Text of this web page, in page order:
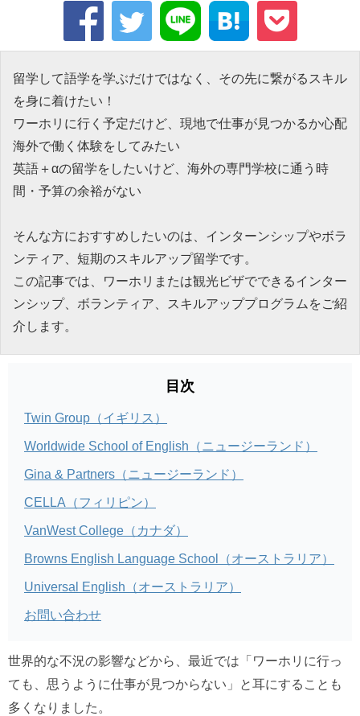
留学して語学を学ぶだけではなく、その先に繋がるスキル
を身に着けたい！
ワーホリに行く予定だけど、現地で仕事が見つかるか心配
海外で働く体験をしてみたい
英語＋αの留学をしたいけど、海外の専門学校に通う時
間・予算の余裕がない
そんな方におすすめしたいのは、インターンシップやボラ
ンティア、短期のスキルアップ留学です。
この記事では、ワーホリまたは観光ビザでできるインター
ンシップ、ボランティア、スキルアッププログラムをご紹
介します。
目次
Twin Group（イギリス）
Worldwide School of English（ニュージーランド）
Gina & Partners（ニュージーランド）
CELLA（フィリピン）
VanWest College（カナダ）
Browns English Language School（オーストラリア）
Universal English（オーストラリア）
お問い合わせ
世界的な不況の影響などから、最近では「ワーホリに行っ
ても、思うように仕事が見つからない」と耳にすることも
多くなりました。